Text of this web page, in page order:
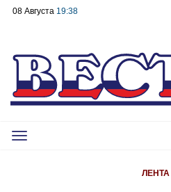
08 Августа 19:38
Toggle
ЛЕНТА